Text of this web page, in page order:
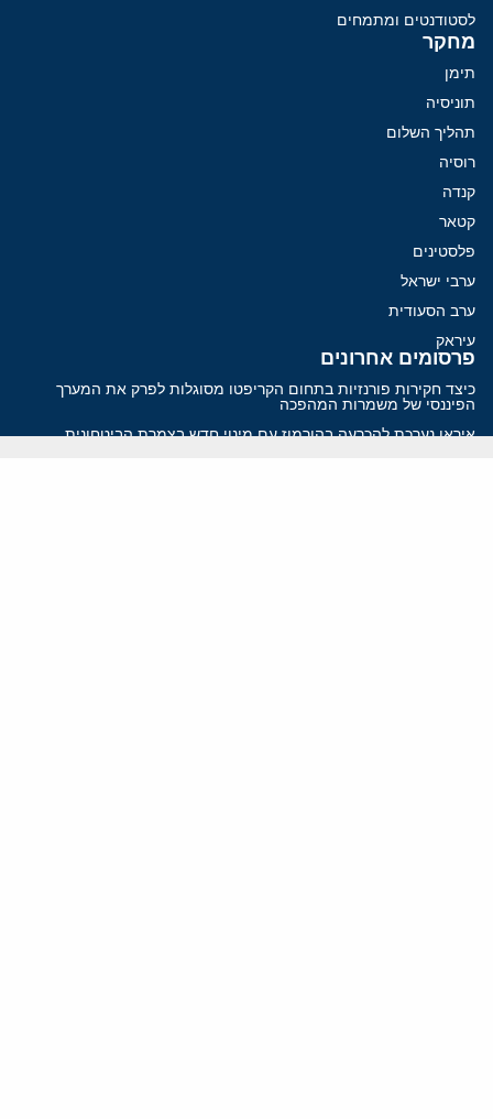
לסטודנטים ומתמחים
מחקר
תימן
תוניסיה
תהליך השלום
רוסיה
קנדה
קטאר
פלסטינים
ערבי ישראל
ערב הסעודית
עיראק
פרסומים אחרונים
כיצד חקירות פורנזיות בתחום הקריפטו מסוגלות לפרק את המערך
הפיננסי של משמרות המהפכה
איראן נערכת להכרעה בהורמוז עם מינוי חדש בצמרת הביטחונית